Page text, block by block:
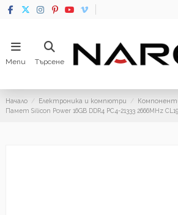
Menu Търсене
Начало Електроника и компютри
Памет Silicon Power 16GB DDR4 PC4-21333 2666MHz CL19